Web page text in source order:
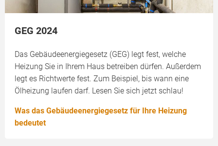
GEG 2024
Das Gebäudeenergiegesetz (GEG) legt fest, welche
Heizung Sie in Ihrem Haus betreiben dürfen. Außerdem
legt es Richtwerte fest. Zum Beispiel, bis wann eine
Ölheizung laufen darf. Lesen Sie sich jetzt schlau!
Was das Gebäudeenergiegesetz für Ihre Heizung
bedeutet